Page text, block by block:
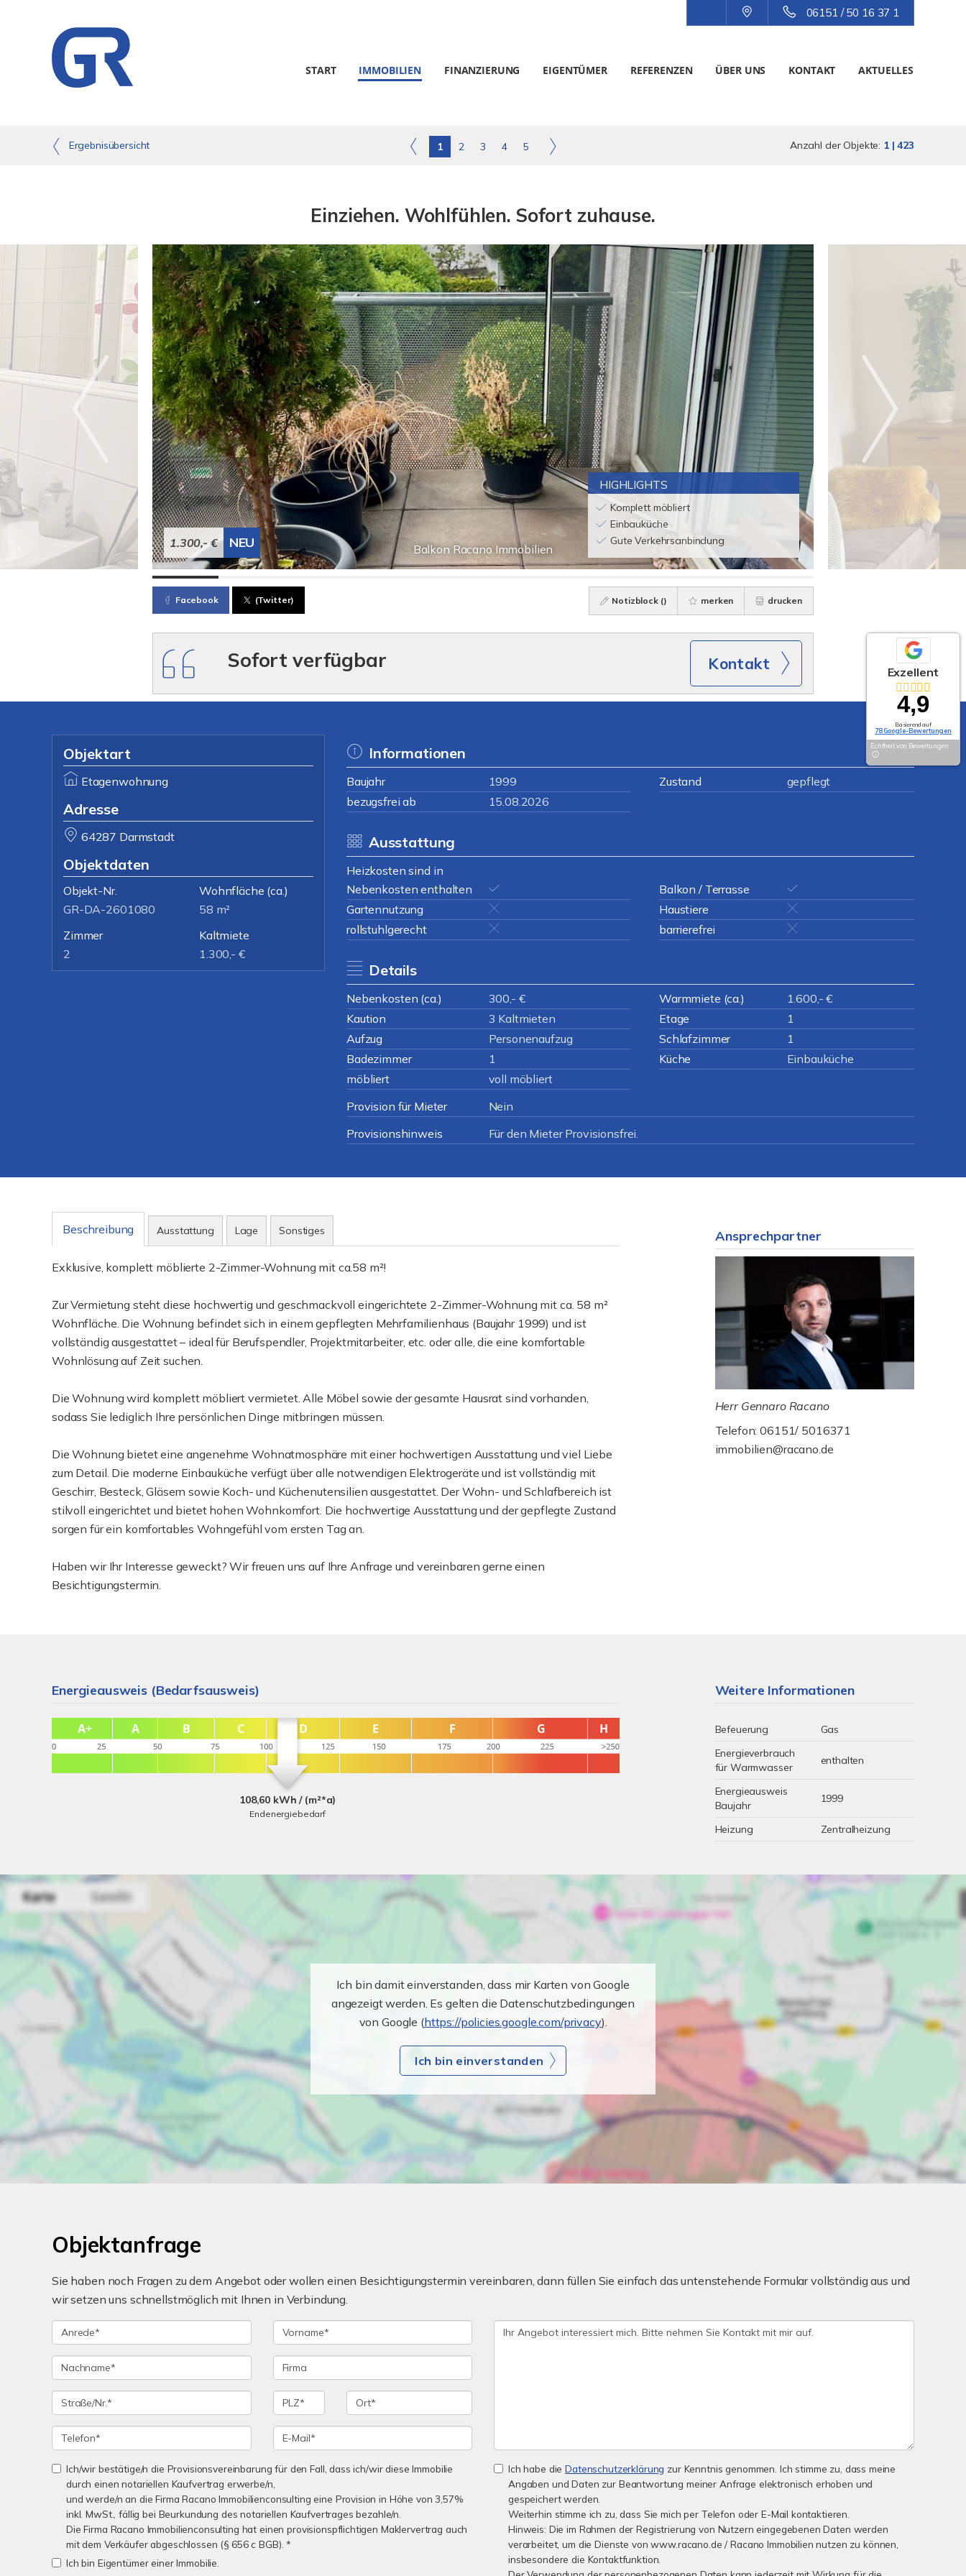
06151 / 50 16 37 1
START IMMOBILIEN FINANZIERUNG EIGENTÜMER REFERENZEN ÜBER UNS KONTAKT AKTUELLES
Ergebnisübersicht 1 2 3 4 5 Anzahl der Objekte: 1 | 423
Einziehen. Wohlfühlen. Sofort zuhause.
Balkon Racano Immobilien
HIGHLIGHTS
Komplett möbliert
Einbauküche
Gute Verkehrsanbindung
1.300,- € NEU
Facebook (Twitter) Notizblock () merken drucken
Sofort verfügbar Kontakt
Objektart
Etagenwohnung
Adresse
64287 Darmstadt
Objektdaten
Objekt-Nr.
GR-DA-2601080
Wohnfläche (ca.)
58 m²
Zimmer
2
Kaltmiete
1.300,- €
Informationen
Baujahr 1999 Zustand
gepflegt
bezugsfrei ab
15.08.2026
Ausstattung
Heizkosten sind in
Nebenkosten enthalten
Balkon / Terrasse
Gartennutzung
Haustiere
rollstuhlgerecht
barrierefrei
Details
Nebenkosten (ca.) 300,- € Warmmiete (ca.)
1.600,- €
Kaution
3 Kaltmieten Etage
1
Aufzug
Personenaufzug Schlafzimmer
1
Badezimmer
1 Küche
Einbauküche
möbliert
voll möbliert
Provision für Mieter
Nein
Provisionshinweis
Für den Mieter Provisionsfrei.
Beschreibung Ausstattung Lage Sonstiges
Exklusive, komplett möblierte 2-Zimmer-Wohnung mit ca.58 m²!
Zur Vermietung steht diese hochwertig und geschmackvoll eingerichtete 2-Zimmer-Wohnung mit ca. 58 m²
Wohnfläche. Die Wohnung befindet sich in einem gepflegten Mehrfamilienhaus (Baujahr 1999) und ist
vollständig ausgestattet – ideal für Berufspendler, Projektmitarbeiter, etc. oder alle, die eine komfortable
Wohnlösung auf Zeit suchen.
Die Wohnung wird komplett möbliert vermietet. Alle Möbel sowie der gesamte Hausrat sind vorhanden,
sodass Sie lediglich Ihre persönlichen Dinge mitbringen müssen.
Die Wohnung bietet eine angenehme Wohnatmosphäre mit einer hochwertigen Ausstattung und viel Liebe
zum Detail. Die moderne Einbauküche verfügt über alle notwendigen Elektrogeräte und ist vollständig mit
Geschirr, Besteck, Gläsern sowie Koch- und Küchenutensilien ausgestattet. Der Wohn- und Schlafbereich ist
stilvoll eingerichtet und bietet hohen Wohnkomfort. Die hochwertige Ausstattung und der gepflegte Zustand
sorgen für ein komfortables Wohngefühl vom ersten Tag an.
Haben wir Ihr Interesse geweckt? Wir freuen uns auf Ihre Anfrage und vereinbaren gerne einen
Besichtigungstermin.
Ansprechpartner
Herr Gennaro Racano
Telefon: 06151/ 5016371
immobilien@racano.de
Energieausweis (Bedarfsausweis)
108,60 kWh / (m²*a)
Endenergiebedarf
Weitere Informationen
Befeuerung
Gas
Energieverbrauch
für Warmwasser
enthalten
Energieausweis
Baujahr
1999
Heizung Zentralheizung
Ich bin damit einverstanden, dass mir Karten von Google
angezeigt werden. Es gelten die Datenschutzbedingungen
von Google (https://policies.google.com/privacy).
Ich bin einverstanden
Objektanfrage
Sie haben noch Fragen zu dem Angebot oder wollen einen Besichtigungstermin vereinbaren, dann füllen Sie einfach das untenstehende Formular vollständig aus und
wir setzen uns schnellstmöglich mit Ihnen in Verbindung.
Ich/wir bestätige/n die Provisionsvereinbarung für den Fall, dass ich/wir diese Immobilie
durch einen notariellen Kaufvertrag erwerbe/n,
und werde/n an die Firma Racano Immobilienconsulting eine Provision in Höhe von 3,57%
inkl. MwSt., fällig bei Beurkundung des notariellen Kaufvertrages bezahle/n.
Die Firma Racano Immobilienconsulting hat einen provisionspflichtigen Maklervertrag auch
mit dem Verkäufer abgeschlossen (§ 656 c BGB). *
Ich bin Eigentümer einer Immobilie.
Ich habe dieDatenschutzerklärung zur Kenntnis genommen. Ich stimme zu, dass meine
Angaben und Daten zur Beantwortung meiner Anfrage elektronisch erhoben und
gespeichert werden.
Weiterhin stimme ich zu, dass Sie mich per Telefon oder E-Mail kontaktieren.
Hinweis: Die im Rahmen der Registrierung von Nutzern eingegebenen Daten werden
verarbeitet, um die Dienste von www.racano.de / Racano Immobilien nutzen zu können,
insbesondere die Kontaktfunktion.
Exzellent
4,9
Basierend auf
78 Google-Bewertungen
Echtheit von Bewertungen